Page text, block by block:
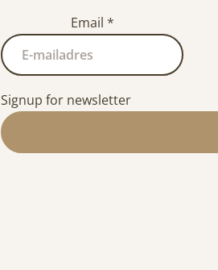
Email *
Signup for newsletter